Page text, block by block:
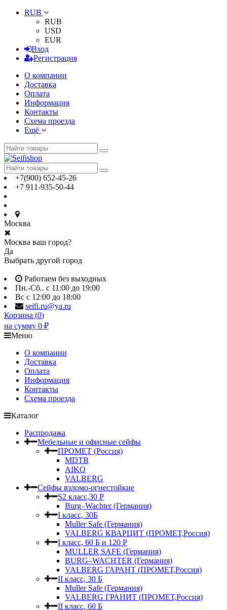
RUB
RUB
USD
EUR
Вход
Регистрация
О компании
Доставка
Оплата
Информация
Контакты
Схема проезда
Ещё
+7(900) 652-45-26
+7 911-935-50-44
Москва
✖
Москва ваш город?
Да
Выбрать другой город
Работаем без выходных
Пн.-Сб.. с 11:00 до 19:00
Вс с 12:00 до 18:00
seifi.ru@ya.ru
Корзина (0)
на сумму 0 ₽
Меню
О компании
Доставка
Оплата
Информация
Контакты
Схема проезда
Каталог
Распродажа
Мебельные и офисные сейфы
ПРОМЕТ (Россия)
MDTB
AIKO
VALBERG
Сейфы взломо-огнестойкие
S2 класс,30 Р
Burg–Wachter (Германия)
I класс, 30Б
Muller Safe (Германия)
VALBERG КВАРЦИТ (ПРОМЕТ,Россия)
I класс, 60 Б и 120 Р
MULLER SAFE (Германия)
BURG–WACHTER (Германия)
VALBERG ГАРАНТ (ПРОМЕТ,Россия)
II класс, 30 Б
Muller Safe (Германия)
VALBERG ГРАНИТ (ПРОМЕТ,Россия)
II класс, 60 Б